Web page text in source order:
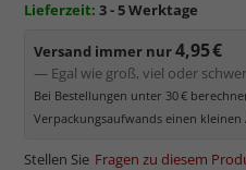
Lieferzeit: 3 - 5 Werktage
Versand immer nur4,95 €
— Egal wie groß, viel oder
Bei Bestellungen unter 30 €
Verpackungsaufwands einen kleinen
Stellen Sie Fragen zu diesem